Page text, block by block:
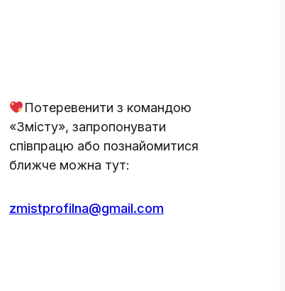
Потеревенити з командою
«Змісту», запропонувати
співпрацю або познайомитися
ближче можна тут:
zmistprofilna@gmail.com